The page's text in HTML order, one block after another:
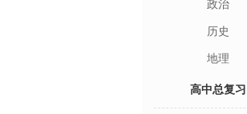
政治
历史
地理
高中总复习